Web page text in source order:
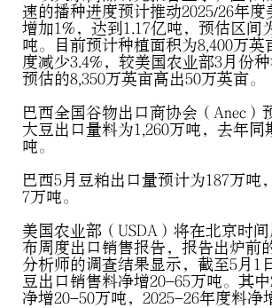
速的播种进度预计推动2025/26年度
增加1%，达到1.17亿吨，预估区间
吨。目前预计种植面积为8,400万英
度减少3.4%，较美国农业部3月份
预估的8,350万英亩高出50万英亩。
巴西全国谷物出口商协会（Anec）
大豆出口量料为1,260万吨，去年同
吨。
巴西5月豆粕出口量预计为187万吨
7万吨。
美国农业部（USDA）将在北京时
布周度出口销售报告，报告出炉前
分析师的调查结果显示，截至5月1
豆出口销售料净增20-65万吨。其
净增20-50万吨，2025-26年度料净